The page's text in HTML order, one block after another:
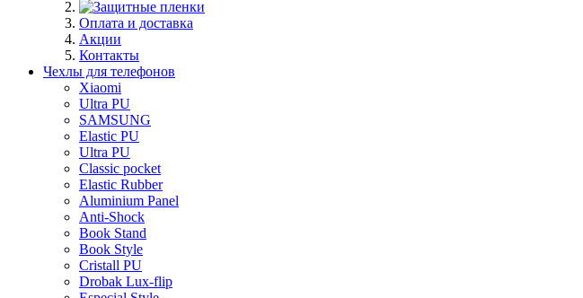
Оплата и доставка
Акции
Контакты
Чехлы для телефонов
Xiaomi
Ultra PU
SAMSUNG
Elastic PU
Ultra PU
Classic pocket
Elastic Rubber
Aluminium Panel
Anti-Shock
Book Stand
Book Style
Cristall PU
Drobak Lux-flip